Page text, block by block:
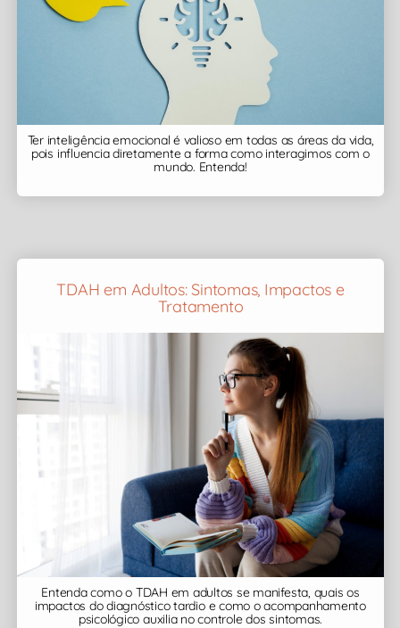
Ter inteligência emocional é valioso em todas as áreas da vida,
pois influencia diretamente a forma como interagimos com o
mundo. Entenda!
TDAH em Adultos: Sintomas, Impactos e
Tratamento
Entenda como o TDAH em adultos se manifesta, quais os
impactos do diagnóstico tardio e como o acompanhamento
psicológico auxilia no controle dos sintomas.